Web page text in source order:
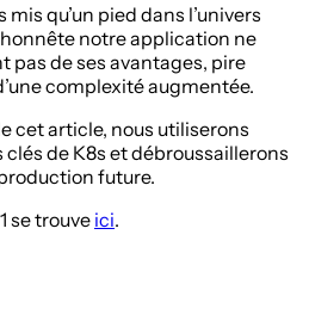
qu’un pied dans l’univers
notre application ne
pas de ses avantages, pire
complexité augmentée.
cet article, nous utiliserons
de K8s et débroussaillerons
future.
se trouve ici.